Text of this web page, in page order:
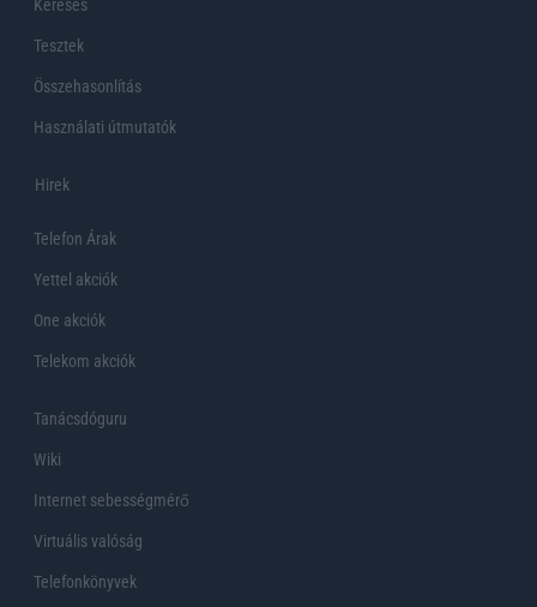
Keresés
Tesztek
Összehasonlítás
Használati útmutatók
Hirek
Telefon Árak
Yettel akciók
One akciók
Telekom akciók
Tanácsdóguru
Wiki
Internet sebességmérő
Virtuális valóság
Telefonkönyvek